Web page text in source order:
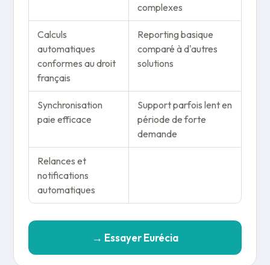
complexes
Calculs
automatiques
conformes au droit
français
Reporting basique
comparé à d'autres
solutions
Synchronisation
paie efficace
Support parfois lent en
période de forte
demande
Relances et
notifications
automatiques
→ Essayer Eurécia